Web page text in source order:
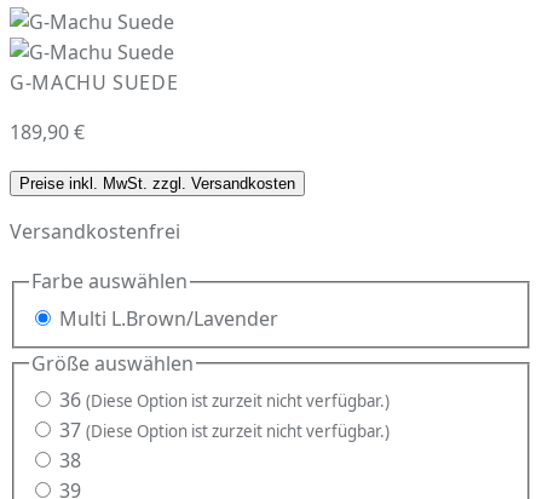
G-MACHU SUEDE
189,90 €
Preise inkl. MwSt. zzgl. Versandkosten
Versandkostenfrei
Farbeauswählen
Multi L.Brown/Lavender
Größeauswählen
36 (Diese Option ist zurzeit nicht verfügbar.)
37 (Diese Option ist zurzeit nicht verfügbar.)
38
39